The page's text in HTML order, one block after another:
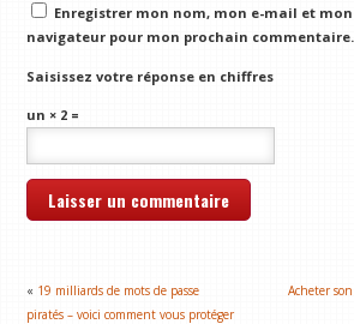
Enregistrer mon nom, mon e-mail et
navigateur pour mon prochain commentaire.
Saisissez votre réponse en chiffres
un × 2 =
« 19 milliards de mots de passe
piratés – voici comment vous protéger
Acheter